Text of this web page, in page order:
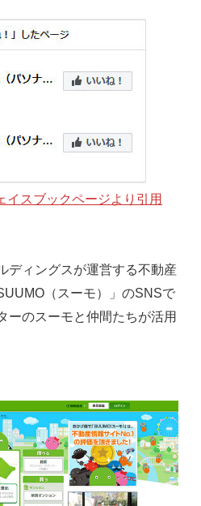
イスブックページより引用
ディングスが運営する不動産
（スーモ）」のSNSで
ーのスーモと仲間たちが活用
投稿